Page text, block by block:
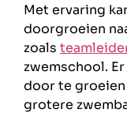
Met ervaring
doorgroeien
zoals
zwemschool.
door te groeien
grotere